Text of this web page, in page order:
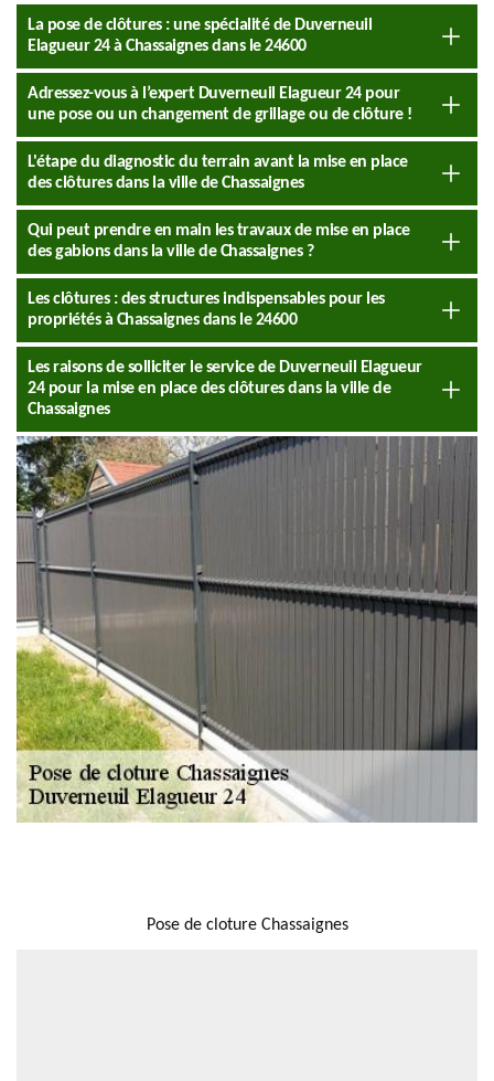
La pose de clôtures : une spécialité de Duverneuil
Elagueur 24 à Chassaignes dans le 24600
Adressez-vous à l’expert Duverneuil Elagueur 24 pour
une pose ou un changement de grillage ou de clôture !
L'étape du diagnostic du terrain avant la mise en place
des clôtures dans la ville de Chassaignes
Qui peut prendre en main les travaux de mise en place
des gabions dans la ville de Chassaignes ?
Les clôtures : des structures indispensables pour les
propriétés à Chassaignes dans le 24600
Les raisons de solliciter le service de Duverneuil Elagueur
24 pour la mise en place des clôtures dans la ville de
Chassaignes
Pose de cloture Chassaignes